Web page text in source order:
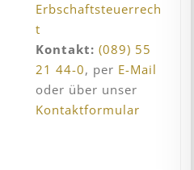
Erbschaftsteuerrech
t
Kontakt: (089) 55
21 44-0, per E-Mail
oder über unser
Kontaktformular